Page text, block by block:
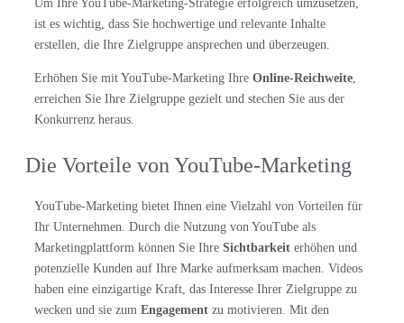
Um Ihre YouTube-Marketing-Strategie erfolgreich umzusetzen,
ist es wichtig, dass Sie hochwertige und relevante Inhalte
erstellen, die Ihre Zielgruppe ansprechen und überzeugen.
Erhöhen Sie mit YouTube-Marketing Ihre Online-Reichweite,
erreichen Sie Ihre Zielgruppe gezielt und stechen Sie aus der
Konkurrenz heraus.
Die Vorteile von YouTube-Marketing
YouTube-Marketing bietet Ihnen eine Vielzahl von Vorteilen für
Ihr Unternehmen. Durch die Nutzung von YouTube als
Marketingplattform können Sie Ihre Sichtbarkeit erhöhen und
potenzielle Kunden auf Ihre Marke aufmerksam machen. Videos
haben eine einzigartige Kraft, das Interesse Ihrer Zielgruppe zu
wecken und sie zum Engagement zu motivieren. Mit den